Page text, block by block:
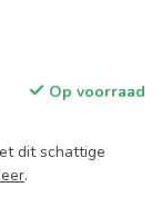
Op voorraad
dit schattige
.